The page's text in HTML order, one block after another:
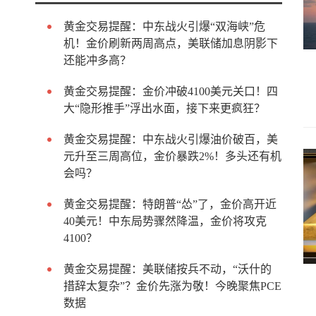
黄金交易提醒：中东战火引爆“双海峡”危
机！金价刷新两周高点，美联储加息阴影下
还能冲多高？
黄金交易提醒：金价冲破4100美元关口！四
大“隐形推手”浮出水面，接下来更疯狂？
黄金交易提醒：中东战火引爆油价破百，美
元升至三周高位，金价暴跌2%！多头还有机
会吗？
黄金交易提醒：特朗普“怂”了，金价高开近
40美元！中东局势骤然降温，金价将攻克
4100？
黄金交易提醒：美联储按兵不动，“沃什的
措辞太复杂”？金价先涨为敬！今晚聚焦PCE
数据